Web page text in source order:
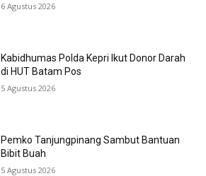
6 Agustus 2026
Kabidhumas Polda Kepri Ikut Donor Darah
di HUT Batam Pos
5 Agustus 2026
Pemko Tanjungpinang Sambut Bantuan
Bibit Buah
5 Agustus 2026